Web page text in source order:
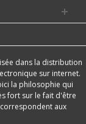
dans la distribution
sur internet.
la philosophie qui
fort sur le fait d'être
aux